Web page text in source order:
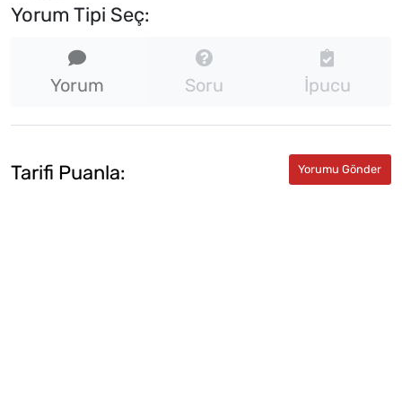
Yorum Tipi Seç:
Yorum Soru İpucu
Tarifi Puanla: